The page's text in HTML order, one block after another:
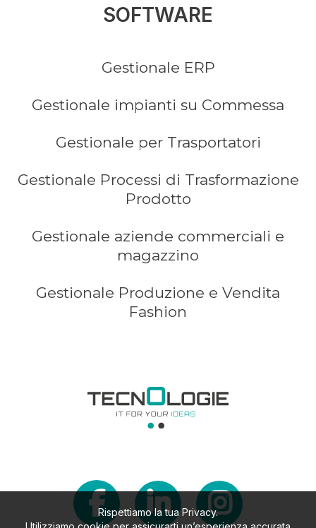
SOFTWARE
Gestionale ERP
Gestionale impianti su Commessa
Gestionale per Trasportatori
Gestionale Processi di Trasformazione
Prodotto
Gestionale aziende commerciali e
magazzino
Gestionale Produzione e Vendita
Fashion
Rispettiamo la tua Privacy.